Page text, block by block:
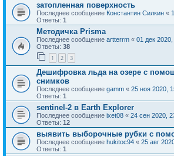
затопленная поверхность
Последнее сообщение Константин Силкин «
Ответы: 1
Методичка Prisma
Последнее сообщение artterrm « 01 дек
Ответы: 38
1 2 3
Дешифровка льда на озере с
снимков
Последнее сообщение gamm « 25 ноя 2020,
Ответы: 1
sentinel-2 в Earth Explorer
Последнее сообщение ixet08 « 24 сен 2020,
Ответы: 12
выявить выборочные рубки с
Последнее сообщение hukitoc94 « 25 авг
Ответы: 1